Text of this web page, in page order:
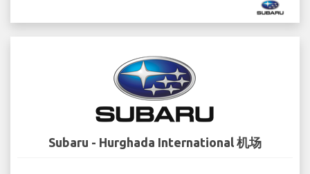
Subaru - Hurghada International 机场